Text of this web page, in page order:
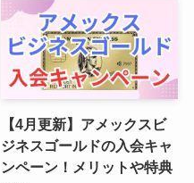
【4月更新】アメックスビ
ジネスゴールドの入会キャ
ンペーン！メリットや特典